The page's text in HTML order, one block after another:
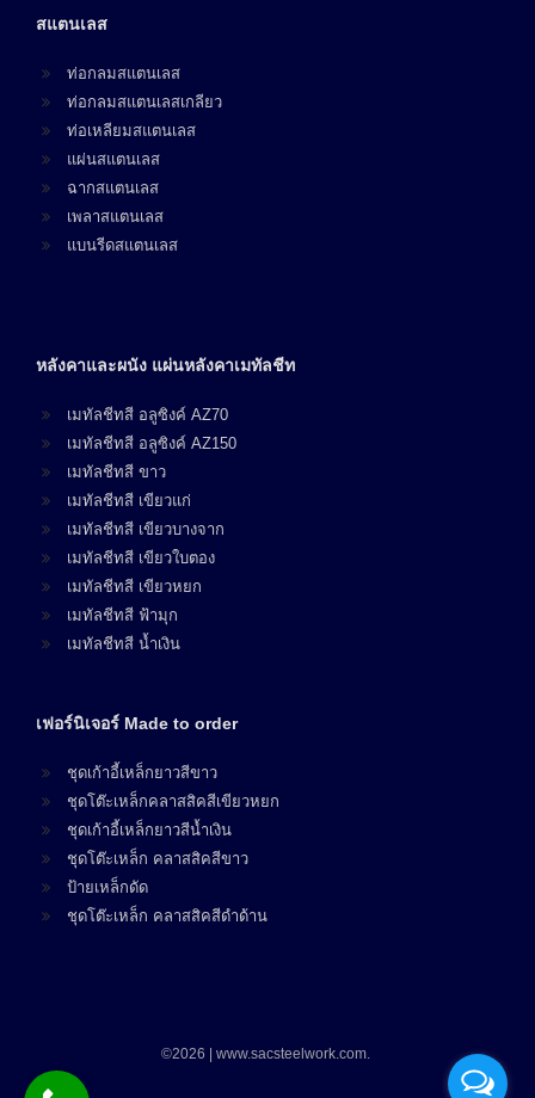
สแตนเลส
ท่อกลมสแตนเลส
ท่อกลมสแตนเลสเกลียว
ท่อเหลียมสแตนเลส
แผ่นสแตนเลส
ฉากสแตนเลส
เพลาสแตนเลส
แบนรีดสแตนเลส
หลังคาและผนัง แผ่นหลังคาเมทัลชีท
เมทัลชีทสี อลูซิงค์ AZ70
เมทัลชีทสี อลูซิงค์ AZ150
เมทัลชีทสี ขาว
เมทัลชีทสี เขียวแก่
เมทัลชีทสี เขียวบางจาก
เมทัลชีทสี เขียวใบตอง
เมทัลชีทสี เขียวหยก
เมทัลชีทสี ฟ้ามุก
เมทัลชีทสี น้ำเงิน
เฟอร์นิเจอร์ Made to order
ชุดเก้าอี้เหล็กยาวสีขาว
ชุดโต๊ะเหล็กคลาสสิคสีเขียวหยก
ชุดเก้าอี้เหล็กยาวสีน้ำเงิน
ชุดโต๊ะเหล็ก คลาสสิคสีขาว
ป้ายเหล็กดัด
ชุดโต๊ะเหล็ก คลาสสิคสีดำด้าน
©2026 | www.sacsteelwork.com.